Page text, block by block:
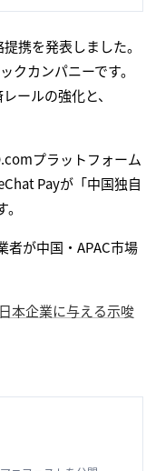
携を発表しました。
カンパニーです。
ールの強化と、
プラットフォーム
Payが「中国独自
者が中国・APAC市場
本企業に与える示唆